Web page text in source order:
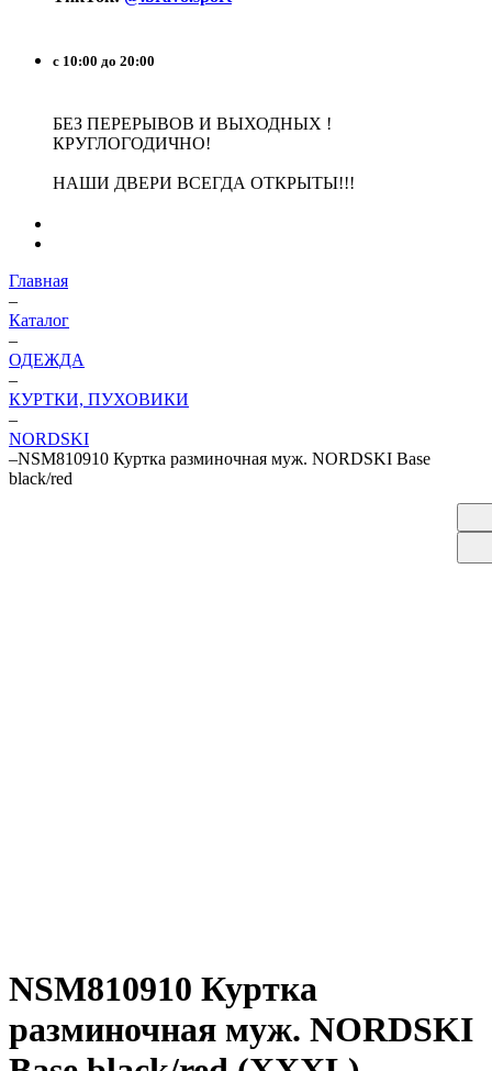
с 10:00 до 20:00
БЕЗ ПЕРЕРЫВОВ И ВЫХОДНЫХ !
КРУГЛОГОДИЧНО!
НАШИ ДВЕРИ ВСЕГДА ОТКРЫТЫ!!!
Главная
–
Каталог
–
ОДЕЖДА
–
КУРТКИ, ПУХОВИКИ
–
NORDSKI
–NSM810910 Куртка разминочная муж. NORDSKI Base
black/red
NSM810910 Куртка
разминочная муж. NORDSKI